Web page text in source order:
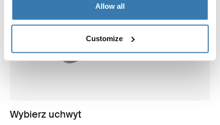
Allow all
Customize
Wybierz uchwyt